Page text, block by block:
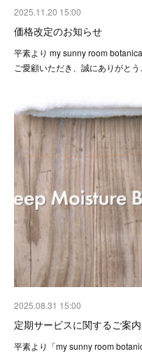
2025.11.20 15:00
価格改定のお知らせ
平素より my sunny room
ご愛顧いただき、誠にありがと
2025.08.31 15:00
定期サービスに関するご案内
平素より「my sunny room